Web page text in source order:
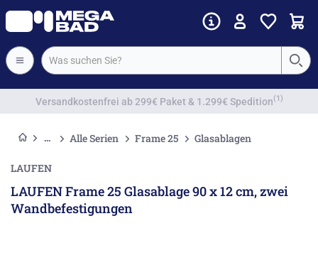
Vorkassenrabatt
Alle Serien Frame 25 Glasablagen
LAUFEN
LAUFEN Frame 25 Glasablage 90 x 12 cm, zwei
Wandbefestigungen